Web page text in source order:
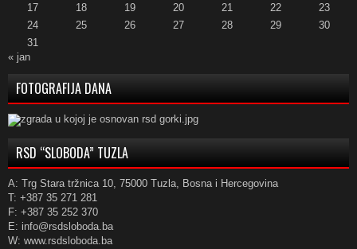
17
18 19 20 21 22
23
24
25 26 27 28 29
30
31
« jan
FOTOGRAFIJA DANA
RSD “SLOBODA” TUZLA
A: Trg Stara tržnica 10, 75000 Tuzla, Bosna i Hercegovina
T: +387 35 271 281
F: +387 35 252 370
E: info@rsdsloboda.ba
W: www.rsdsloboda.ba